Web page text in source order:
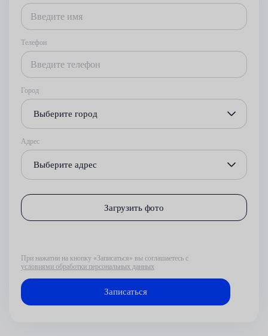
Телефон
Город
Выберите город
Адрес
Выберите адрес
Загрузить фото
При нажатии на кнопку «Записаться» вы соглашаетесь с
условиями обработки персональных данных